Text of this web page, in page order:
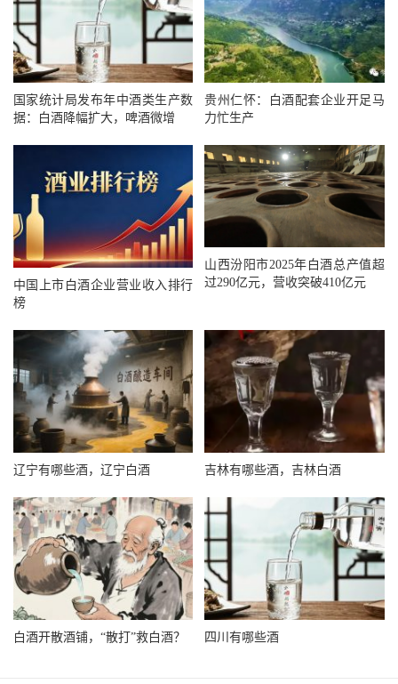
国家统计局发布年中酒类生产数
据：白酒降幅扩大，啤酒微增
贵州仁怀：白酒配套企业开足马
力忙生产
中国上市白酒企业营业收入排行
榜
山西汾阳市2025年白酒总产值超
过290亿元，营收突破410亿元
辽宁有哪些酒，辽宁白酒 吉林有哪些酒，吉林白酒
白酒开散酒铺，“散打”救白酒？ 四川有哪些酒